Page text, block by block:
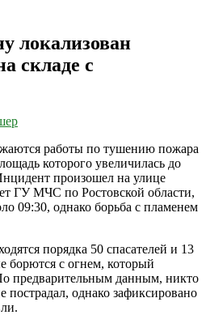
локализован
складе с
работы по тушению пожара
которого увеличилась до
произошел на улице
ГУ МЧС по Ростовской области,
09:30, однако борьба с пламенем
порядка 50 спасателей и 13
с огнем, который
предварительным данным, никто
пострадал, однако зафиксировано